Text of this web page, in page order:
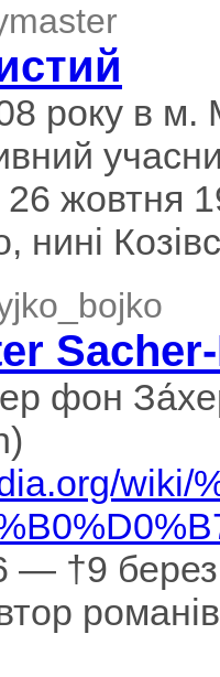
року в м.
26 жовтня
нині
фон
wiki/
— †9